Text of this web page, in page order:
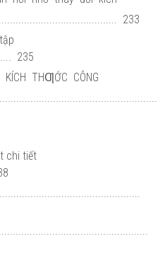
233
235
THƢỚC CÔNG
chi tiết